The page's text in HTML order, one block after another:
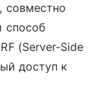
совместно
способ
(Server-Side
доступ к